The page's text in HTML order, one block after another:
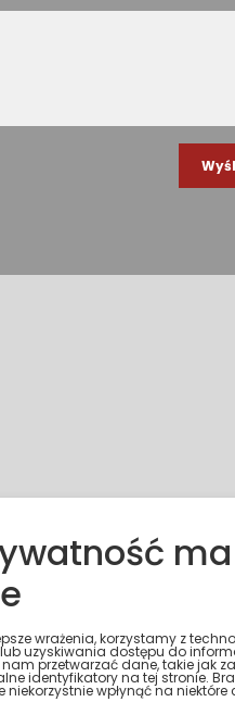
wrażenia, korzystamy z
uzyskiwania dostępu do
przetwarzać dane, takie jak
identyfikatory na tej stronie.
wpłynąć na niektóre